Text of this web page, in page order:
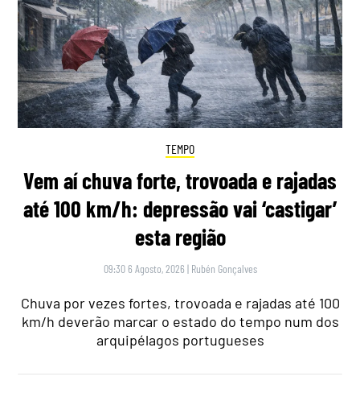
TEMPO
Vem aí chuva forte, trovoada e rajadas
até 100 km/h: depressão vai ‘castigar’
esta região
09:30 6 Agosto, 2026 | Rubén Gonçalves
Chuva por vezes fortes, trovoada e rajadas até 100
km/h deverão marcar o estado do tempo num dos
arquipélagos portugueses